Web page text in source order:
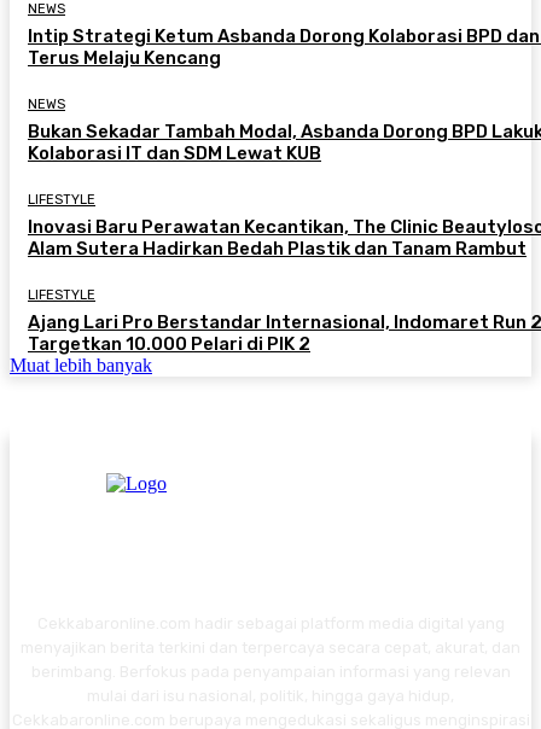
NEWS
Intip Strategi Ketum Asbanda Dorong Kolaborasi BPD dan
Terus Melaju Kencang
NEWS
Bukan Sekadar Tambah Modal, Asbanda Dorong BPD
Kolaborasi IT dan SDM Lewat KUB
LIFESTYLE
Inovasi Baru Perawatan Kecantikan, The Clinic
Alam Sutera Hadirkan Bedah Plastik dan Tanam Rambut
LIFESTYLE
Ajang Lari Pro Berstandar Internasional, Indomaret Run
Targetkan 10.000 Pelari di PIK 2
Muat lebih banyak